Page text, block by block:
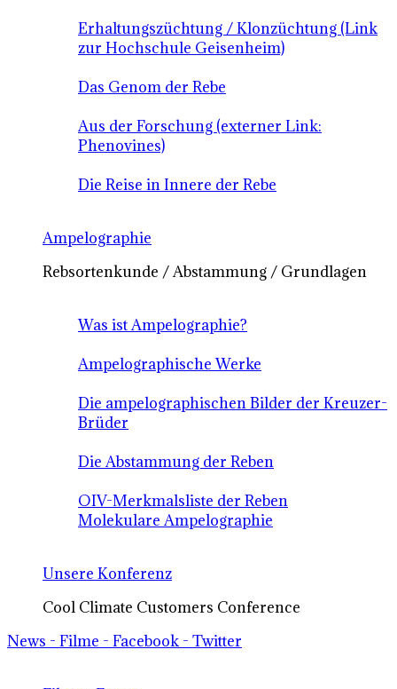
Erhaltungszüchtung / Klonzüchtung (Link
zur Hochschule Geisenheim)
Das Genom der Rebe
Aus der Forschung (externer Link:
Phenovines)
Die Reise in Innere der Rebe
Ampelographie
Rebsortenkunde / Abstammung / Grundlagen
Was ist Ampelographie?
Ampelographische Werke
Die ampelographischen Bilder der Kreuzer-
Brüder
Die Abstammung der Reben
OIV-Merkmalsliste der Reben
Molekulare Ampelographie
Unsere Konferenz
Cool Climate Customers Conference
News - Filme - Facebook - Twitter